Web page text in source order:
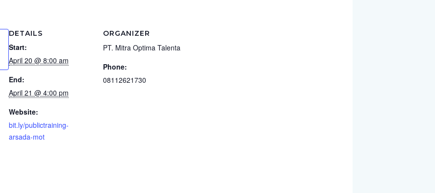
DETAILS
Start:
April 20 @ 8:00 am
End:
April 21 @ 4:00 pm
Website:
bit.ly/publictraining-
arsada-mot
ORGANIZER
PT. Mitra Optima Talenta
Phone:
08112621730